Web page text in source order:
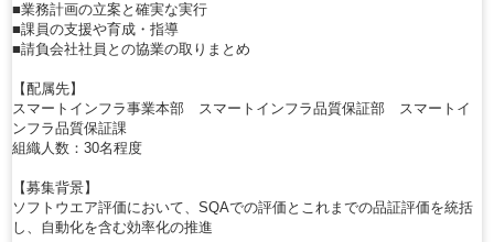
■業務計画の立案と確実な実行
■課員の支援や育成・指導
■請負会社社員との協業の取りまとめ
【配属先】
スマートインフラ事業本部 スマートインフラ品質保証部 スマートイ
ンフラ品質保証課
組織人数：30名程度
【募集背景】
ソフトウエア評価において、SQAでの評価とこれまでの品証評価を統括
し、自動化を含む効率化の推進